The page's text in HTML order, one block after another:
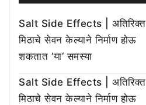
Salt Side Effects | अतिरिक्त
मिठाचे सेवन केल्याने निर्माण होऊ
शकतात ‘या’ समस्या
Salt Side Effects | अतिरिक्त
मिठाचे सेवन केल्याने निर्माण होऊ